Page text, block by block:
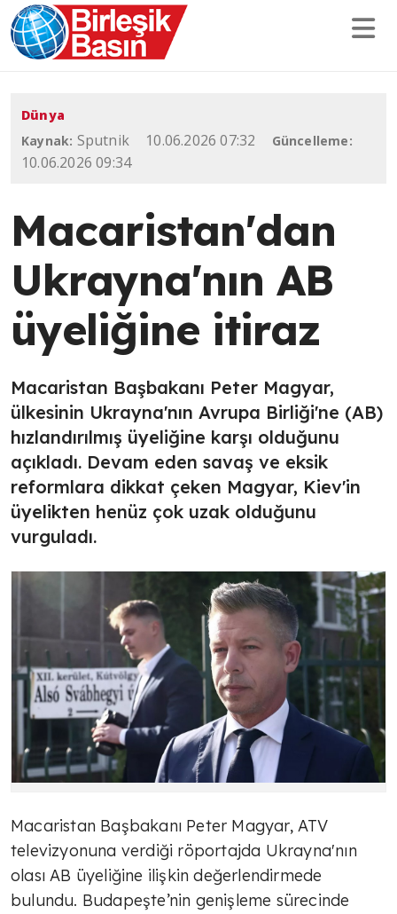
Dünya
Kaynak: Sputnik 10.06.2026 07:32 Güncelleme:
10.06.2026 09:34
Macaristan'dan
Ukrayna'nın AB
üyeliğine itiraz
Macaristan Başbakanı Peter Magyar,
ülkesinin Ukrayna'nın Avrupa Birliği'ne (AB)
hızlandırılmış üyeliğine karşı olduğunu
açıkladı. Devam eden savaş ve eksik
reformlara dikkat çeken Magyar, Kiev'in
üyelikten henüz çok uzak olduğunu
vurguladı.
Macaristan Başbakanı Peter Magyar, ATV
televizyonuna verdiği röportajda Ukrayna'nın
olası AB üyeliğine ilişkin değerlendirmede
bulundu. Budapeşte’nin genişleme sürecinde